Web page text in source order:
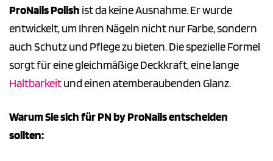
ProNails Polish ist da keine Ausnahme. Er wurde
entwickelt, um Ihren Nägeln nicht nur Farbe, sondern
auch Schutz und Pflege zu bieten. Die spezielle Formel
sorgt für eine gleichmäßige Deckkraft, eine lange
Haltbarkeitund einen atemberaubenden Glanz.
Warum Sie sich für PN by ProNails entscheiden
sollten: